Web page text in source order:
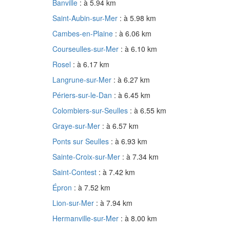
Banville : à 5.94 km
Saint-Aubin-sur-Mer : à 5.98 km
Cambes-en-Plaine : à 6.06 km
Courseulles-sur-Mer : à 6.10 km
Rosel : à 6.17 km
Langrune-sur-Mer : à 6.27 km
Périers-sur-le-Dan : à 6.45 km
Colombiers-sur-Seulles : à 6.55 km
Graye-sur-Mer : à 6.57 km
Ponts sur Seulles : à 6.93 km
Sainte-Croix-sur-Mer : à 7.34 km
Saint-Contest : à 7.42 km
Épron : à 7.52 km
Lion-sur-Mer : à 7.94 km
Hermanville-sur-Mer : à 8.00 km